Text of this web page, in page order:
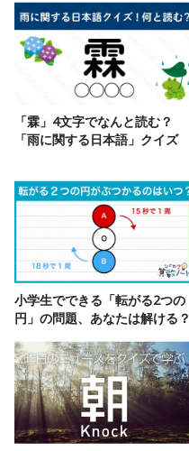
「霖」4文字でなんと読む？
「雨に関する日本語」クイズ
小学生でできる「転がる2つの
円」の問題、あなたは解ける？